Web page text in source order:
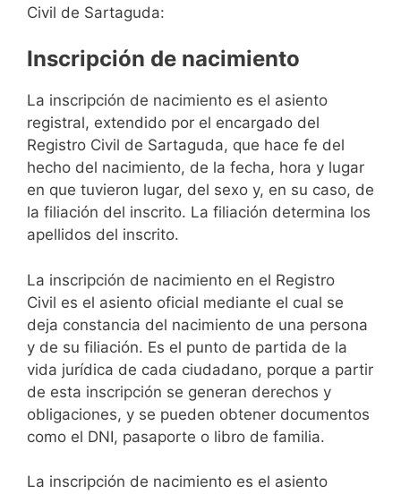
Civil de Sartaguda:
Inscripción de nacimiento
La inscripción de nacimiento es el asiento
registral, extendido por el encargado del
Registro Civil de Sartaguda, que hace fe del
hecho del nacimiento, de la fecha, hora y lugar
en que tuvieron lugar, del sexo y, en su caso, de
la filiación del inscrito. La filiación determina los
apellidos del inscrito.
La inscripción de nacimiento en el Registro
Civil es el asiento oficial mediante el cual se
deja constancia del nacimiento de una persona
y de su filiación. Es el punto de partida de la
vida jurídica de cada ciudadano, porque a partir
de esta inscripción se generan derechos y
obligaciones, y se pueden obtener documentos
como el DNI, pasaporte o libro de familia.
La inscripción de nacimiento es el asiento